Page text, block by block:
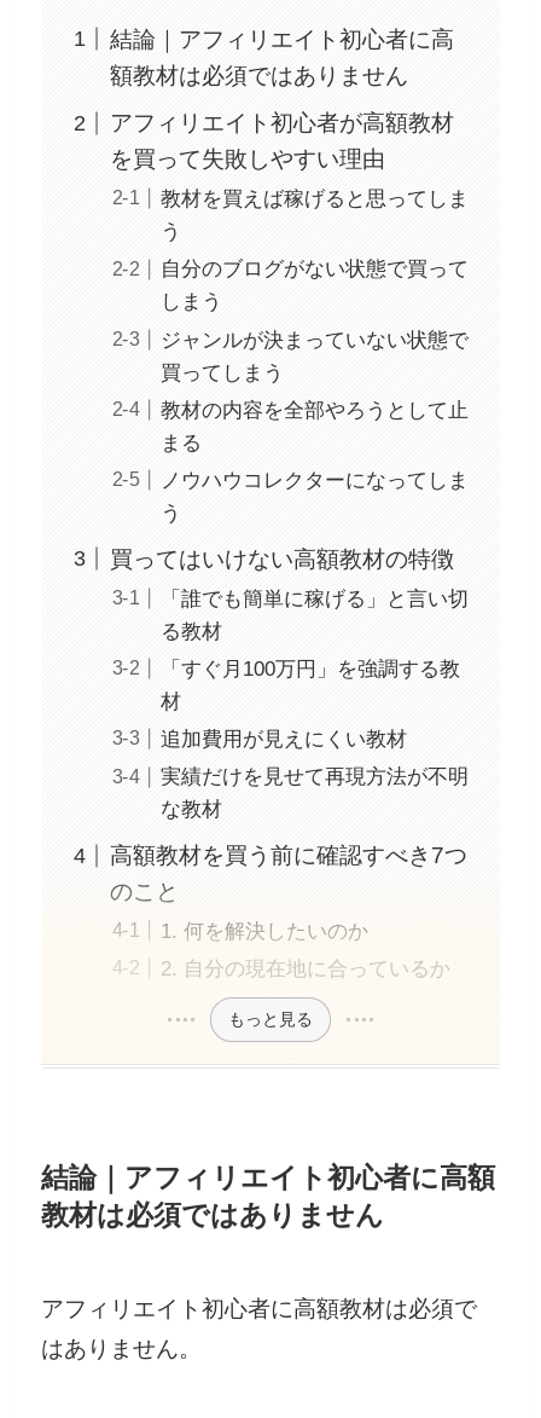
結論｜アフィリエイト初心者に高
額教材は必須ではありません
アフィリエイト初心者が高額教材
を買って失敗しやすい理由
教材を買えば稼げると思ってしま
う
自分のブログがない状態で買って
しまう
ジャンルが決まっていない状態で
買ってしまう
教材の内容を全部やろうとして止
まる
ノウハウコレクターになってしま
う
買ってはいけない高額教材の特徴
「誰でも簡単に稼げる」と言い切
る教材
「すぐ月100万円」を強調する教
材
追加費用が見えにくい教材
実績だけを見せて再現方法が不明
な教材
高額教材を買う前に確認すべき7つ
のこと
1. 何を解決したいのか
2. 自分の現在地に合っているか
もっと見る
結論｜アフィリエイト初心者に高額
教材は必須ではありません
アフィリエイト初心者に高額教材は必須で
はありません。